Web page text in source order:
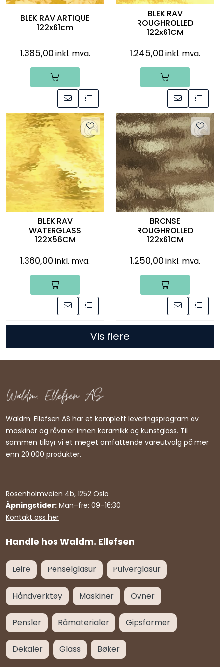
BLEK RAV ARTIQUE
122x61cm
1.385,00 inkl. mva.
BLEK RAV
ROUGHROLLED
122x61CM
1.245,00 inkl. mva.
BLEK RAV
WATERGLASS
122X56CM
1.360,00 inkl. mva.
BRONSE
ROUGHROLLED
122x61CM
1.250,00 inkl. mva.
Vis flere
Handle hos Waldm. Ellefsen
Waldm. Ellefsen AS har et komplett leveringsprogram av
maskiner og råvarer innen keramikk og kunstglass. Til
sammen tilbyr vi et meget omfattende vareutvalg på mer
enn 20.000 produkter.
Rosenholmveien 4b, 1252 Oslo
Åpningstider: Man–fre: 09–16:30
Kontakt oss her
Leire Penselglasur Pulverglasur
Håndverktøy Maskiner Ovner
Pensler Råmaterialer Gipsformer
Dekaler Glass Bøker